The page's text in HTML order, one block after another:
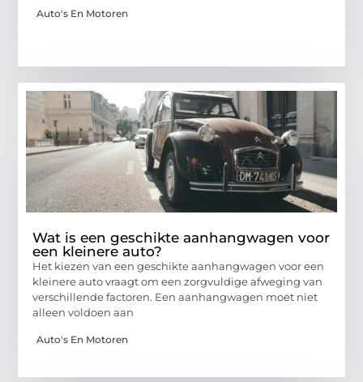
Auto's En Motoren
Wat is een geschikte aanhangwagen voor
een kleinere auto?
Het kiezen van een geschikte aanhangwagen voor een
kleinere auto vraagt om een zorgvuldige afweging van
verschillende factoren. Een aanhangwagen moet niet
alleen voldoen aan
Auto's En Motoren